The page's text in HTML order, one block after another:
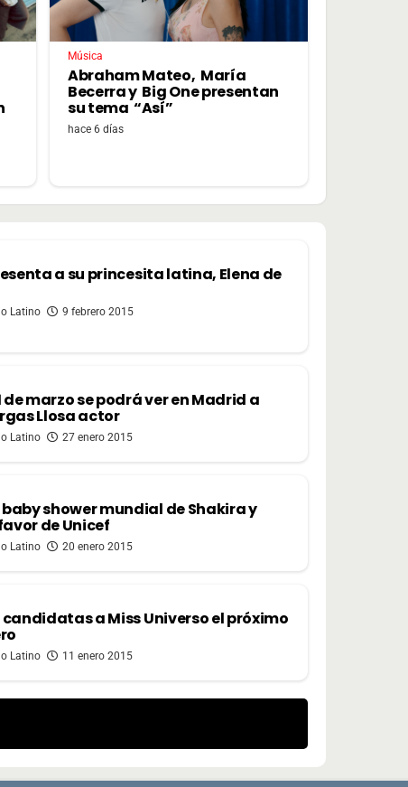
Música
Abraham Mateo, María
Becerra y Big One presentan
su tema “Así”
hace 6 días
a su princesita latina, Elena de
Latino 9 febrero 2015
de marzo se podrá ver en Madrid a
Llosa actor
Latino 27 enero 2015
shower mundial de Shakira y
de Unicef
Latino 20 enero 2015
a Miss Universo el próximo
Latino 11 enero 2015